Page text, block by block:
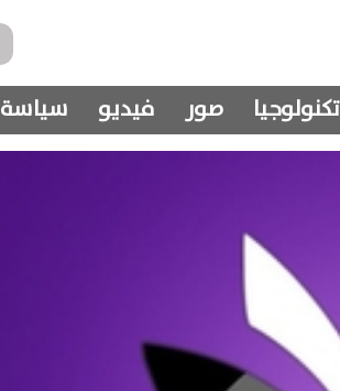
تكنولوجيا صور فيديو سياسة